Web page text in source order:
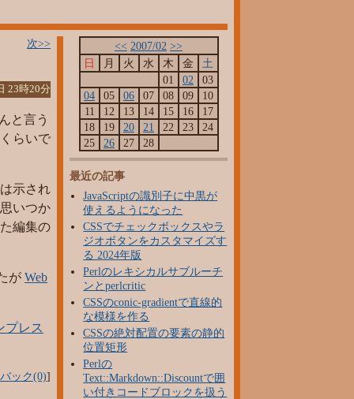
次>>
23時20分
と言う
らいで
示され
いつか
編集の
が Web
プレス
ック(0)]
<< 2007/02 >>
日
月 火 水 木 金
土
01
02
03
04
05 06 07 08 09
10
11
12 13 14 15 16
17
18
19 20 21 22 23
24
25
26 27 28
最近の記事
JavaScriptの識別子に中黒が
使えるようになった
CSSでチェックボックスやラ
ジオボタンをカスタマイズす
る 2024年版
Perlのレキシカルサブルーチ
ンとperlcritic
CSSのconic-gradientで直線的
な模様を作る
CSSの絶対配置の要素の静的
位置矩形
Perlの
Text::Markdown::Discountで囲
い付きコードブロックを扱う